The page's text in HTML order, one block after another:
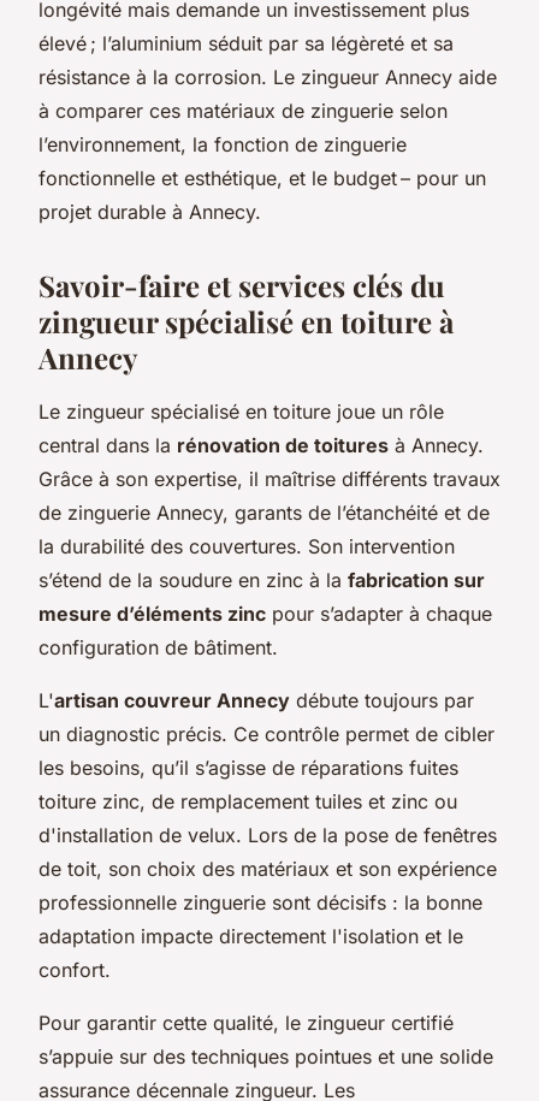
longévité mais demande un investissement plus
élevé ; l’aluminium séduit par sa légèreté et sa
résistance à la corrosion. Le zingueur Annecy aide
à comparer ces matériaux de zinguerie selon
l’environnement, la fonction de zinguerie
fonctionnelle et esthétique, et le budget – pour un
projet durable à Annecy.
Savoir-faire et services clés du
zingueur spécialisé en toiture à
Annecy
Le zingueur spécialisé en toiture joue un rôle
central dans la rénovation de toitures à Annecy.
Grâce à son expertise, il maîtrise différents travaux
de zinguerie Annecy, garants de l’étanchéité et de
la durabilité des couvertures. Son intervention
s’étend de la soudure en zinc à la fabrication sur
mesure d’éléments zinc pour s’adapter à chaque
configuration de bâtiment.
L'artisan couvreur Annecy débute toujours par
un diagnostic précis. Ce contrôle permet de cibler
les besoins, qu’il s’agisse de réparations fuites
toiture zinc, de remplacement tuiles et zinc ou
d'installation de velux. Lors de la pose de fenêtres
de toit, son choix des matériaux et son expérience
professionnelle zinguerie sont décisifs : la bonne
adaptation impacte directement l'isolation et le
confort.
Pour garantir cette qualité, le zingueur certifié
s’appuie sur des techniques pointues et une solide
assurance décennale zingueur. Les